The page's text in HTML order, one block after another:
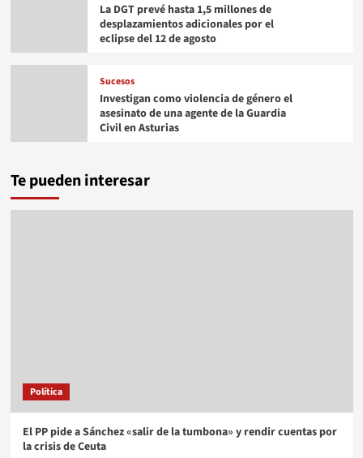
La DGT prevé hasta 1,5 millones de
desplazamientos adicionales por el
eclipse del 12 de agosto
Sucesos
Investigan como violencia de género el
asesinato de una agente de la Guardia
Civil en Asturias
Te pueden interesar
Política
El PP pide a Sánchez «salir de la tumbona» y rendir cuentas por
la crisis de Ceuta